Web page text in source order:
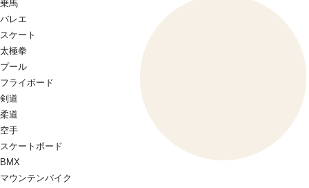
乗馬
バレエ
スケート
太極拳
プール
フライボード
剣道
柔道
空手
スケートボード
BMX
マウンテンバイク